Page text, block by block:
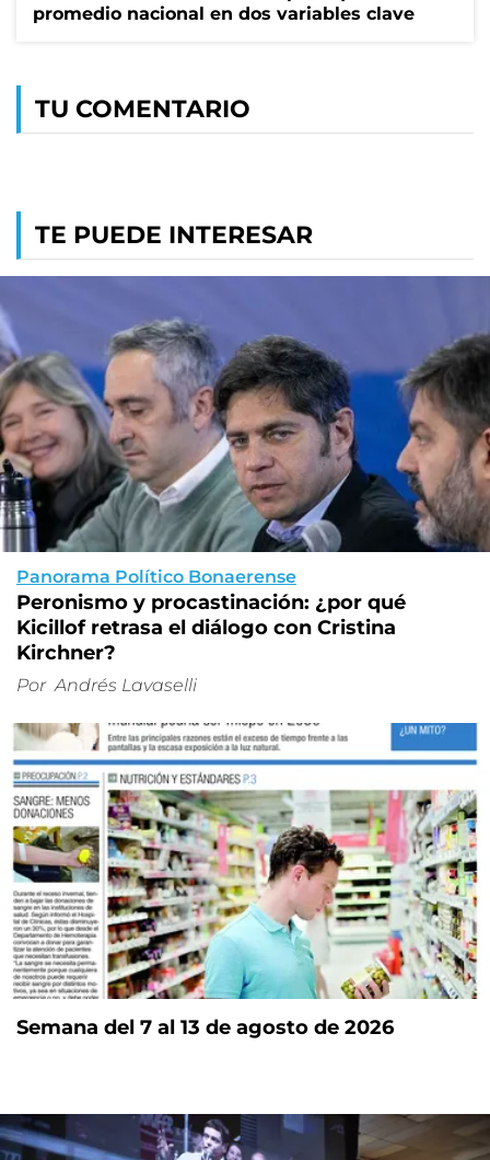
promedio nacional en dos variables clave
TU COMENTARIO
TE PUEDE INTERESAR
Panorama Político Bonaerense
Peronismo y procastinación: ¿por qué
Kicillof retrasa el diálogo con Cristina
Kirchner?
Por Andrés Lavaselli
Semana del 7 al 13 de agosto de 2026